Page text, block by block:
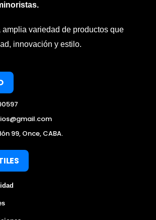
amplia variedad de productos que
innovación y estilo.
99, Once, CABA.